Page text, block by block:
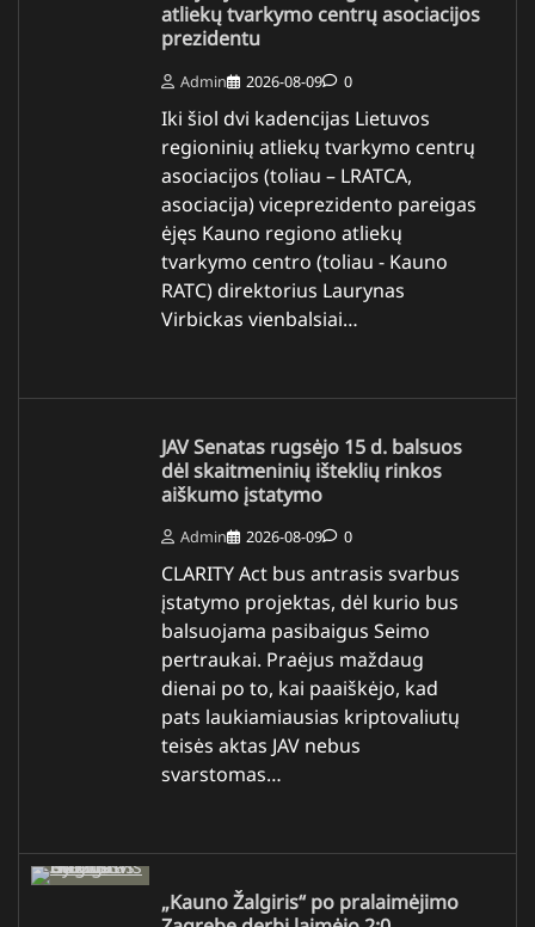
atliekų tvarkymo centrų asociacijos
prezidentu
Admin 2026-08-09 0
Iki šiol dvi kadencijas Lietuvos
regioninių atliekų tvarkymo centrų
asociacijos (toliau – LRATCA,
asociacija) viceprezidento pareigas
ėjęs Kauno regiono atliekų
tvarkymo centro (toliau - Kauno
RATC) direktorius Laurynas
Virbickas vienbalsiai…
JAV Senatas rugsėjo 15 d. balsuos
dėl skaitmeninių išteklių rinkos
aiškumo įstatymo
Admin 2026-08-09 0
CLARITY Act bus antrasis svarbus
įstatymo projektas, dėl kurio bus
balsuojama pasibaigus Seimo
pertraukai. Praėjus maždaug
dienai po to, kai paaiškėjo, kad
pats laukiamiausias kriptovaliutų
teisės aktas JAV nebus
svarstomas…
„Kauno Žalgiris“ po pralaimėjimo